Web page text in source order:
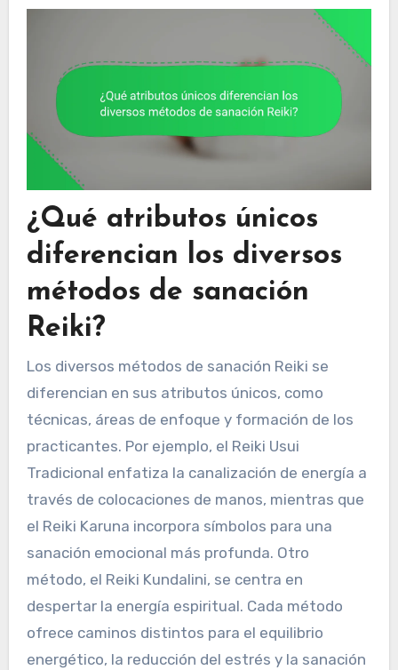
¿Qué atributos únicos
diferencian los diversos
métodos de sanación
Reiki?
Los diversos métodos de sanación Reiki se
diferencian en sus atributos únicos, como
técnicas, áreas de enfoque y formación de los
practicantes. Por ejemplo, el Reiki Usui
Tradicional enfatiza la canalización de energía a
través de colocaciones de manos, mientras que
el Reiki Karuna incorpora símbolos para una
sanación emocional más profunda. Otro
método, el Reiki Kundalini, se centra en
despertar la energía espiritual. Cada método
ofrece caminos distintos para el equilibrio
energético, la reducción del estrés y la sanación